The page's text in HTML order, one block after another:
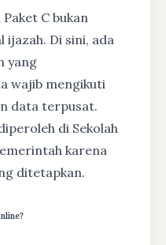
Paket C bukan
Di sini, ada
yang
wajib mengikuti
data terpusat.
di Sekolah
karena
ditetapkan.